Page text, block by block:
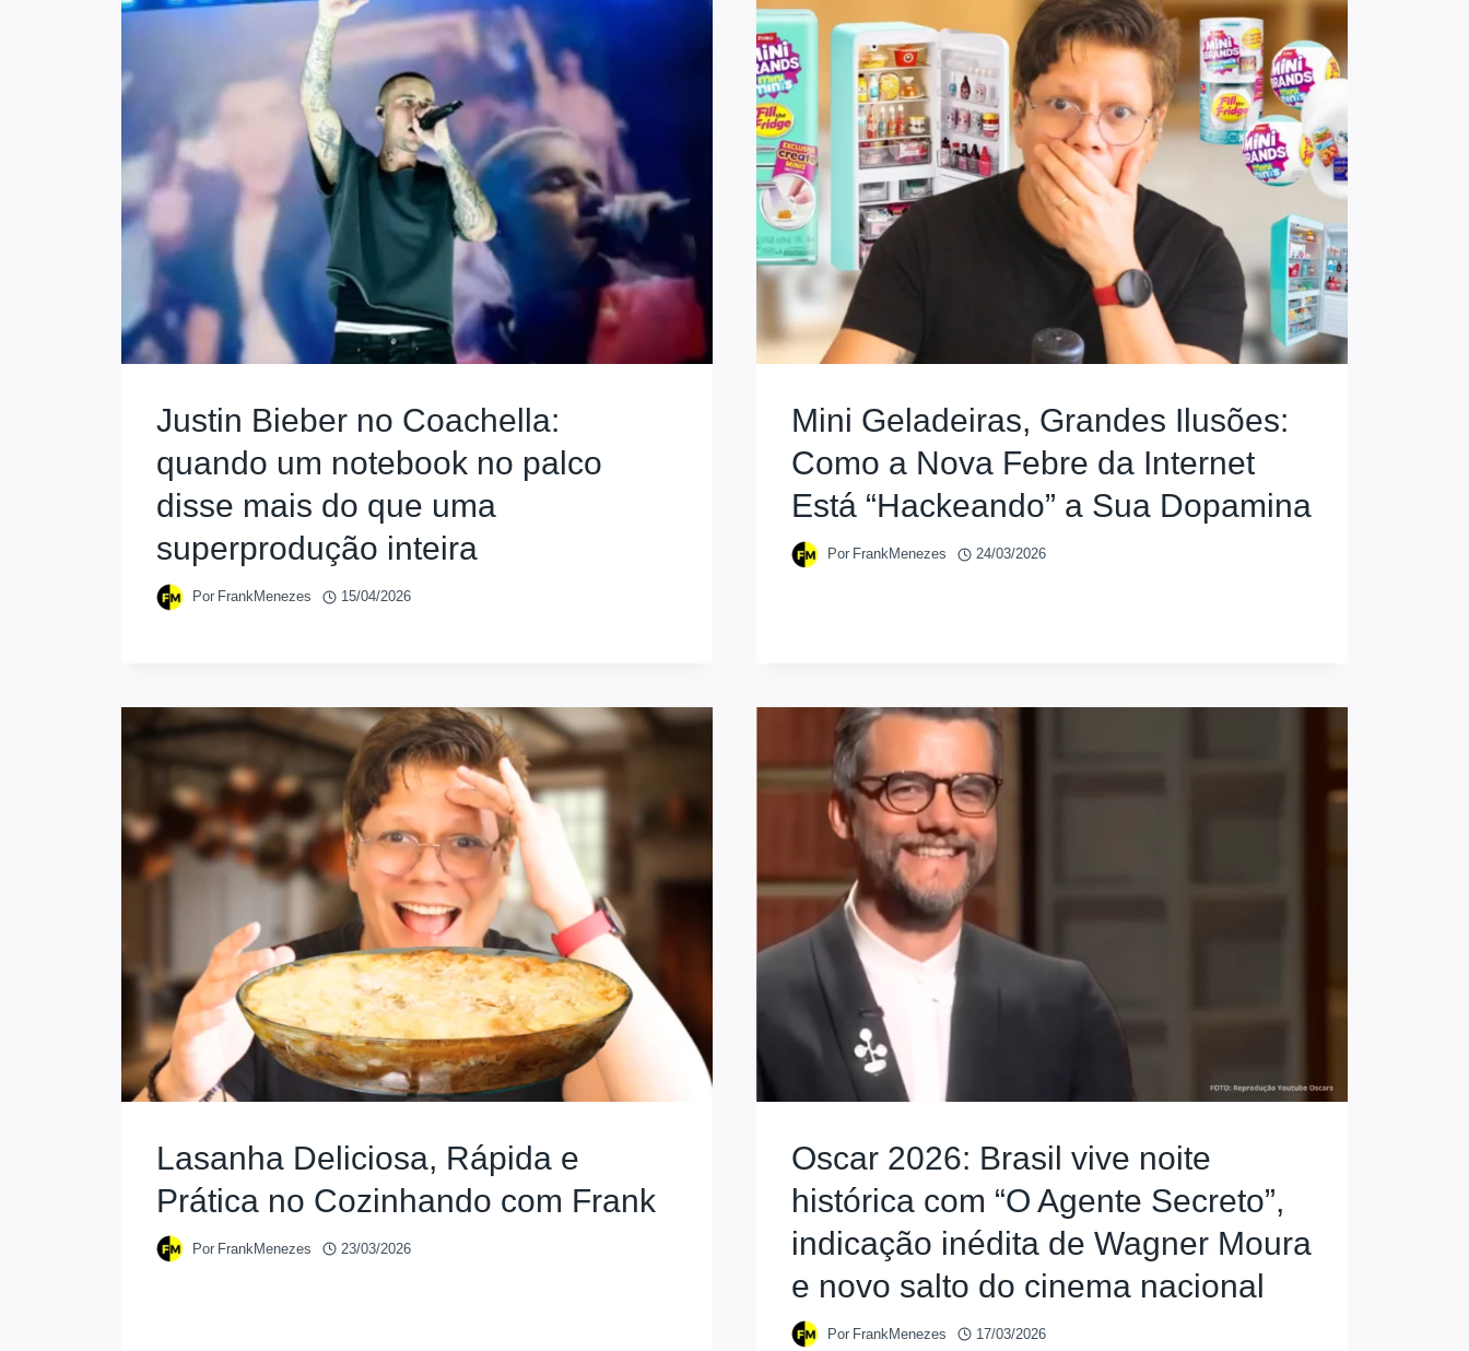
Justin Bieber no Coachella:
quando um notebook no palco
disse mais do que uma
superprodução inteira
Por FrankMenezes 15/04/2026
Mini Geladeiras, Grandes Ilusões:
Como a Nova Febre da Internet
Está “Hackeando” a Sua Dopamina
Por FrankMenezes 24/03/2026
Lasanha Deliciosa, Rápida e
Prática no Cozinhando com Frank
Por FrankMenezes 23/03/2026
Oscar 2026: Brasil vive noite
histórica com “O Agente Secreto”,
indicação inédita de Wagner Moura
e novo salto do cinema nacional
Por FrankMenezes 17/03/2026